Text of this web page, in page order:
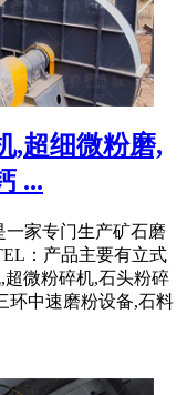
,超细微粉磨,
...
一家专门生产矿石磨
：产品主要有立式
微粉碎机,石头粉碎
环中速磨粉设备,石料